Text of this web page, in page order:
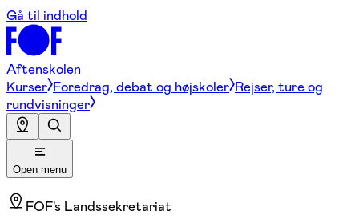
Gå til indhold
Aftenskolen
Kurser Foredrag, debat og højskoler Rejser, ture og
rundvisninger
Open menu
FOF's Landssekretariat